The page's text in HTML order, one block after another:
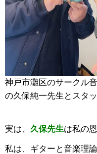
神戸市灘区のサークル
の久保純一先生とスタ
実は、 久保先生は私の
私は、ギターと音楽理